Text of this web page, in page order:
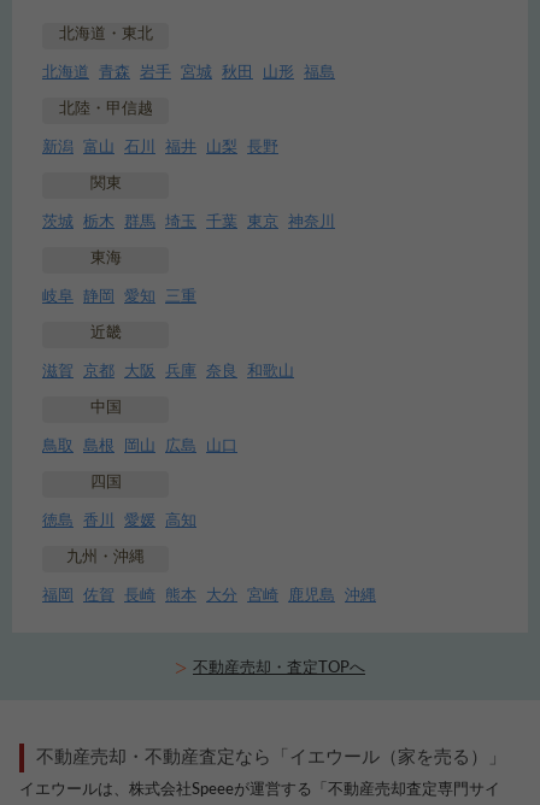
北海道・東北
北海道 青森 岩手 宮城 秋田 山形 福島
北陸・甲信越
新潟 富山 石川 福井 山梨 長野
関東
茨城 栃木 群馬 埼玉 千葉 東京 神奈川
東海
岐阜 静岡 愛知 三重
近畿
滋賀 京都 大阪 兵庫 奈良 和歌山
中国
鳥取 島根 岡山 広島 山口
四国
徳島 香川 愛媛 高知
九州・沖縄
福岡 佐賀 長崎 熊本 大分 宮崎 鹿児島 沖縄
不動産売却・査定TOPへ
不動産売却・不動産査定なら「イエウール（家を売る）」
イエウールは、株式会社Speeeが運営する「不動産売却査定専門サイ